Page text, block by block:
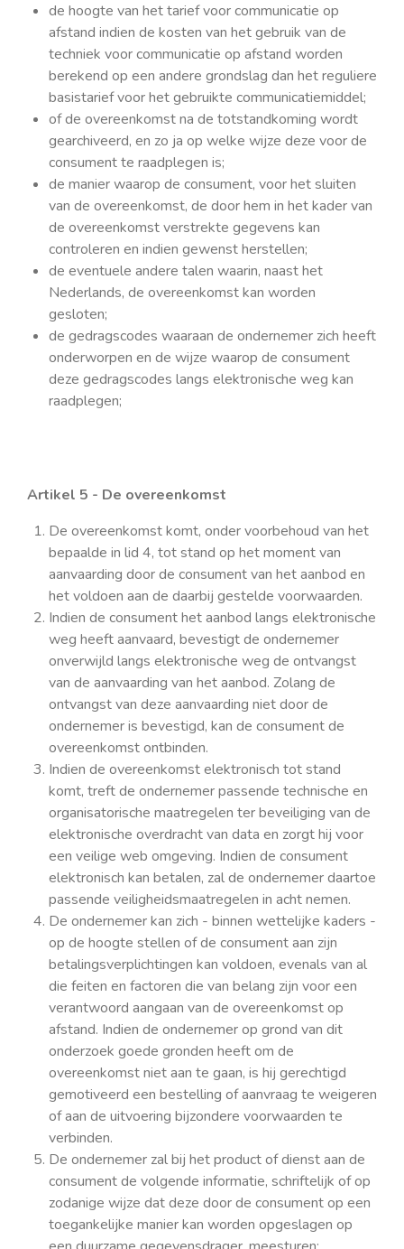
de hoogte van het tarief voor communicatie op
afstand indien de kosten van het gebruik van de
techniek voor communicatie op afstand worden
berekend op een andere grondslag dan het reguliere
basistarief voor het gebruikte communicatiemiddel;
of de overeenkomst na de totstandkoming wordt
gearchiveerd, en zo ja op welke wijze deze voor de
consument te raadplegen is;
de manier waarop de consument, voor het sluiten
van de overeenkomst, de door hem in het kader van
de overeenkomst verstrekte gegevens kan
controleren en indien gewenst herstellen;
de eventuele andere talen waarin, naast het
Nederlands, de overeenkomst kan worden
gesloten;
de gedragscodes waaraan de ondernemer zich heeft
onderworpen en de wijze waarop de consument
deze gedragscodes langs elektronische weg kan
raadplegen;
Artikel 5 - De overeenkomst
De overeenkomst komt, onder voorbehoud van het
bepaalde in lid 4, tot stand op het moment van
aanvaarding door de consument van het aanbod en
het voldoen aan de daarbij gestelde voorwaarden.
Indien de consument het aanbod langs elektronische
weg heeft aanvaard, bevestigt de ondernemer
onverwijld langs elektronische weg de ontvangst
van de aanvaarding van het aanbod. Zolang de
ontvangst van deze aanvaarding niet door de
ondernemer is bevestigd, kan de consument de
overeenkomst ontbinden.
Indien de overeenkomst elektronisch tot stand
komt, treft de ondernemer passende technische en
organisatorische maatregelen ter beveiliging van de
elektronische overdracht van data en zorgt hij voor
een veilige web omgeving. Indien de consument
elektronisch kan betalen, zal de ondernemer daartoe
passende veiligheidsmaatregelen in acht nemen.
De ondernemer kan zich - binnen wettelijke kaders -
op de hoogte stellen of de consument aan zijn
betalingsverplichtingen kan voldoen, evenals van al
die feiten en factoren die van belang zijn voor een
verantwoord aangaan van de overeenkomst op
afstand. Indien de ondernemer op grond van dit
onderzoek goede gronden heeft om de
overeenkomst niet aan te gaan, is hij gerechtigd
gemotiveerd een bestelling of aanvraag te weigeren
of aan de uitvoering bijzondere voorwaarden te
verbinden.
De ondernemer zal bij het product of dienst aan de
consument de volgende informatie, schriftelijk of op
zodanige wijze dat deze door de consument op een
toegankelijke manier kan worden opgeslagen op